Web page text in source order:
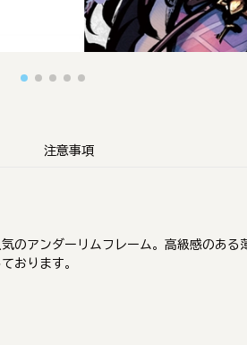
注意事項
のアンダーリムフレーム。高級感のある
おります。